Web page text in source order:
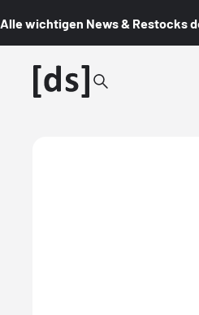
Alle wichtigen News & Restocks